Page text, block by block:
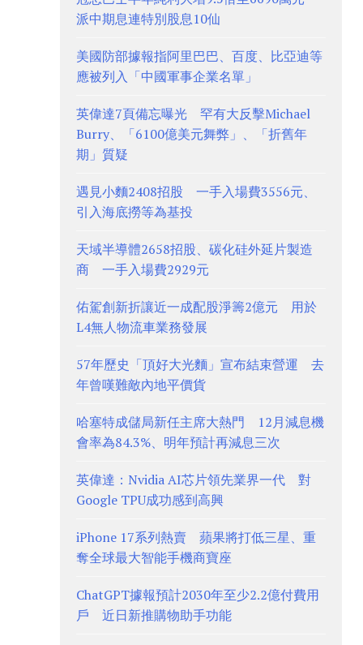
派中期息連特別股息10仙
美國防部據報指阿里巴巴、百度、比亞迪等
應被列入「中國軍事企業名單」
英偉達7頁備忘曝光 罕有大反擊Michael
Burry、「6100億美元舞弊」、「折舊年
期」質疑
遇見小麵2408招股 一手入場費3556元、
引入海底撈等為基投
天域半導體2658招股、碳化硅外延片製造
商 一手入場費2929元
佑駕創新折讓近一成配股淨籌2億元 用於
L4無人物流車業務發展
57年歷史「頂好大光麵」宣布結束營運 去
年曾嘆難敵內地平價貨
哈塞特成儲局新任主席大熱門 12月減息機
會率為84.3%、明年預計再減息三次
英偉達：Nvidia AI芯片領先業界一代 對
Google TPU成功感到高興
iPhone 17系列熱賣 蘋果將打低三星、重
奪全球最大智能手機商寶座
ChatGPT據報預計2030年至少2.2億付費用
戶 近日新推購物助手功能